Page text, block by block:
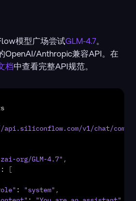
模型广场尝试GLM-4.7。
OpenAI/Anthropic兼容API。在
档中查看完整API规范。
v1/chat/
org/GLM-4.7" ,
:
[
: "system" ,